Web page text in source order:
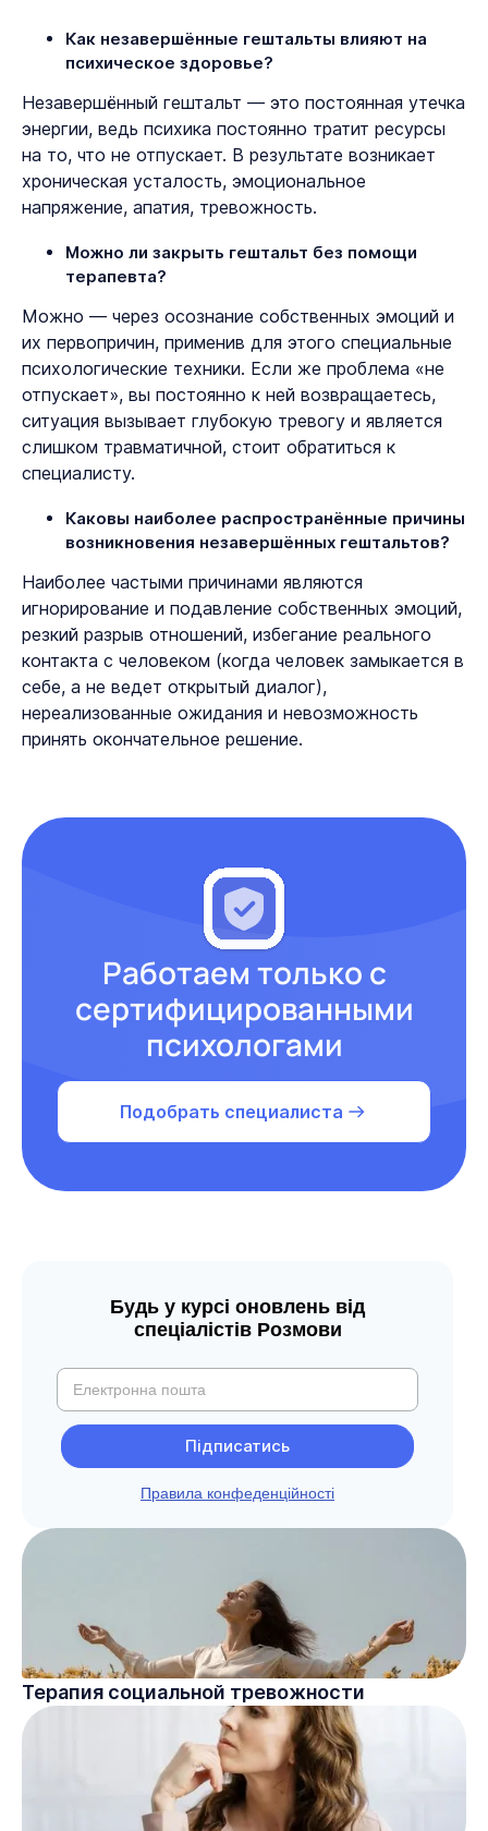
Как незавершённые гештальты влияют на
психическое здоровье?
Незавершённый гештальт — это постоянная утечка
энергии, ведь психика постоянно тратит ресурсы
на то, что не отпускает. В результате возникает
хроническая усталость, эмоциональное
напряжение, апатия, тревожность.
Можно ли закрыть гештальт без помощи
терапевта?
Можно — через осознание собственных эмоций и
их первопричин, применив для этого специальные
психологические техники. Если же проблема «не
отпускает», вы постоянно к ней возвращаетесь,
ситуация вызывает глубокую тревогу и является
слишком травматичной, стоит обратиться к
специалисту.
Каковы наиболее распространённые причины
возникновения незавершённых гештальтов?
Наиболее частыми причинами являются
игнорирование и подавление собственных эмоций,
резкий разрыв отношений, избегание реального
контакта с человеком (когда человек замыкается в
себе, а не ведет открытый диалог),
нереализованные ожидания и невозможность
принять окончательное решение.
Работаем только с
сертифицированными
психологами
Подобрать специалиста
Будь у курсі оновлень від
спеціалістів Розмови
Правила конфеденційності
Терапия социальной тревожности